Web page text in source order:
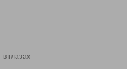
глазах